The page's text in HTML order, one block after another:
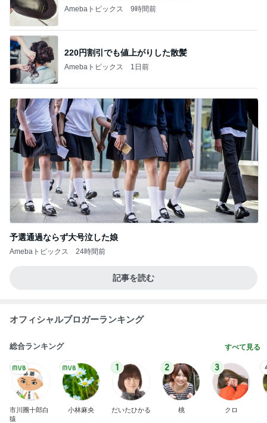
Amebaトピックス 9時間前
220円割引でも値上がりした散髪
Amebaトピックス 1日前
予選通過ならず大号泣した娘
Amebaトピックス 24時間前
記事を読む
オフィシャルブロガーランキング
総合ランキング すべて見る
市川團十郎白
猿
小林麻央
1
だいたひかる
2
桃
3
クロ